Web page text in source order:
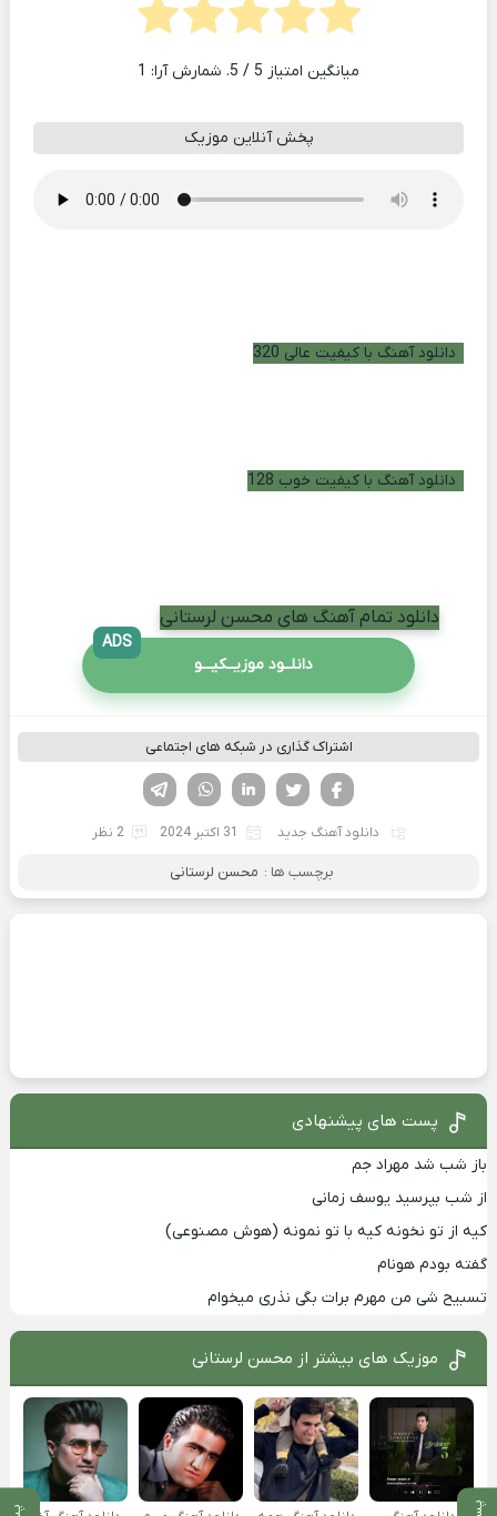
میانگین امتیاز 5 / 5. شمارش آرا: 1
پخش آنلاین موزیک
دانلود آهنگ با کیفیت عالی 320
دانلود آهنگ با کیفیت خوب 128
دانلود تمام آهنگ های محسن لرستانی
دانلــود موزیــکیـــو
ADS
اشتراک گذاری در شبکه های اجتماعی
لینکدین تویتر
فیسوک
دانلود آهنگ جدید 31 اکتبر 2024 2 نظر
برچسب ها : محسن لرستانی
پست های پیشنهادی
باز شب شد مهراد جم
از شب بپرسید یوسف زمانی
کیه از تو نخونه کیه با تو نمونه (هوش مصنوعی)
گفته بودم هونام
تسبیح شی من مهرم برات بگی نذری میخوام
موزیک های بیشتر از محسن لرستانی